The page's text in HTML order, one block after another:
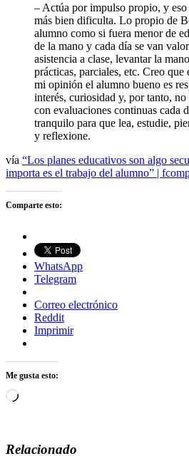
– Actúa por impulso propio, y
más bien dificulta. Lo propio de
alumno como si fuera menor de
de la mano y cada día se van
asistencia a clase, levantar la
prácticas, parciales, etc. Creo
mi opinión el alumno bueno es
interés, curiosidad y, por tanto,
con evaluaciones continuas cada
tranquilo para que lea, estudie,
y reflexione.
vía “Los planes educativos son algo
importa es el trabajo del alumno” |
Comparte esto:
WhatsApp
Telegram
Correo electrónico
Reddit
Imprimir
Me gusta esto:
Cargando...
Relacionado